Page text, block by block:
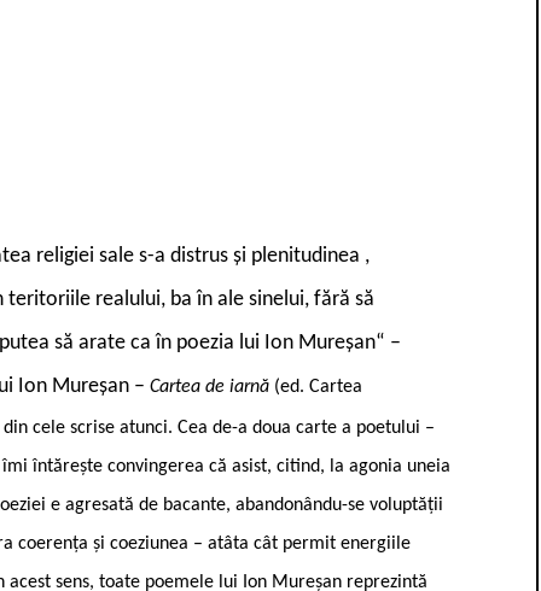
religiei sale s-a distrus şi plenitudinea ,
realului, ba în ale sinelui, fără să
să arate ca în poezia lui Ion Mureşan“ –
Ion Mureşan – Cartea de iarnă (ed. Cartea
cele scrise atunci. Cea de-a doua carte a poetului –
întăreşte convingerea că asist, citind, la agonia uneia
e agresată de bacante, abandonându-se voluptăţii
coerenţa şi coeziunea – atâta cât permit energiile
sens, toate poemele lui Ion Mureşan reprezintă